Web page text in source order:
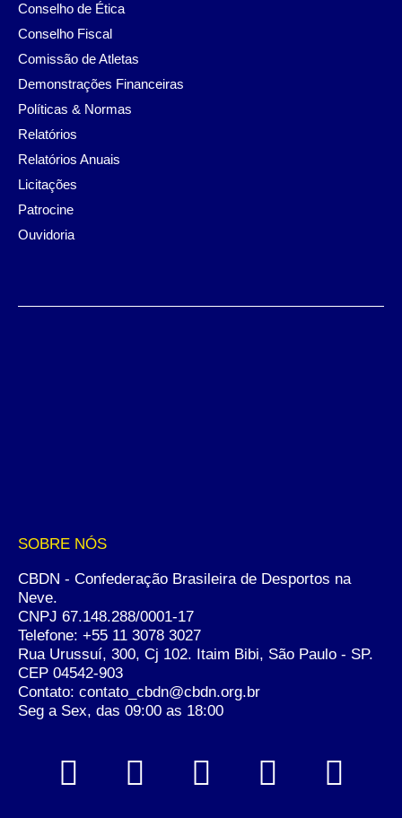
Conselho de Ética
Conselho Fiscal
Comissão de Atletas
Demonstrações Financeiras
Políticas & Normas
Relatórios
Relatórios Anuais
Licitações
Patrocine
Ouvidoria
SOBRE NÓS
CBDN - Confederação Brasileira de Desportos na
Neve.
CNPJ 67.148.288/0001-17
Telefone: +55 11 3078 3027
Rua Urussuí, 300, Cj 102. Itaim Bibi, São Paulo - SP.
CEP 04542-903
Contato: contato_cbdn@cbdn.org.br
Seg a Sex, das 09:00 as 18:00